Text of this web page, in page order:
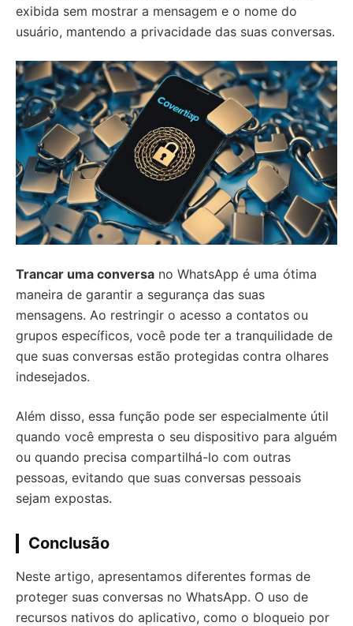
exibida sem mostrar a mensagem e o nome do
usuário, mantendo a privacidade das suas conversas.
Trancar uma conversa no WhatsApp é uma ótima
maneira de garantir a segurança das suas
mensagens. Ao restringir o acesso a contatos ou
grupos específicos, você pode ter a tranquilidade de
que suas conversas estão protegidas contra olhares
indesejados.
Além disso, essa função pode ser especialmente útil
quando você empresta o seu dispositivo para alguém
ou quando precisa compartilhá-lo com outras
pessoas, evitando que suas conversas pessoais
sejam expostas.
Conclusão
Neste artigo, apresentamos diferentes formas de
proteger suas conversas no WhatsApp. O uso de
recursos nativos do aplicativo, como o bloqueio por